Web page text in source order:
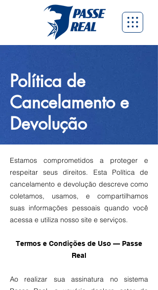
Política de
Cancelamento e
Devolução
Estamos comprometidos a proteger e
respeitar seus direitos. Esta Política de
cancelamento e devolução descreve como
coletamos, usamos, e compartilhamos
suas informações pessoais quando você
acessa e utiliza nosso site e serviços.
Termos e Condições de Uso — Passe
Real
Ao realizar sua assinatura no sistema